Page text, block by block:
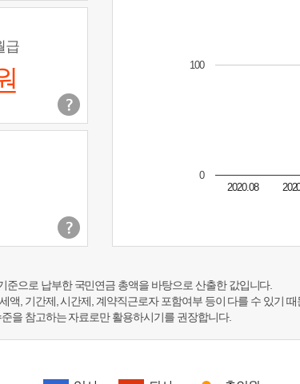
급
2020.08
0
100
준으로 납부한 국민연금 총액을 바탕으로 산출한 값입니다.
액, 기간제, 시간제, 계약직근로자 포함여부 등이 다를 수 있기
을 참고하는 자료로만 활용하시기를 권장합니다.